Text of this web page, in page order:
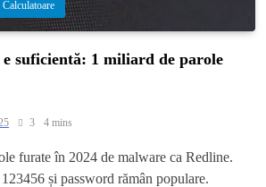
Calculatoare
suficientă: 1 miliard de parole
3 4 mins
furate în 2024 de malware ca Redline.
și password rămân populare.